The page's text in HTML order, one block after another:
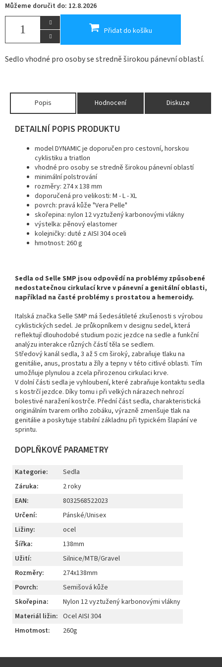
Můžeme doručit do: 12.8.2026
Přidat do košíku
Sedlo vhodné pro osoby se stredně širokou pánevní oblastí.
Popis Hodnocení Diskuze
DETAILNÍ POPIS PRODUKTU
model DYNAMIC je doporučen pro cestovní, horskou
cyklistiku a triatlon
vhodné pro osoby se stredně širokou pánevní oblastí
minimální polstrování
rozměry: 274 x 138 mm
doporučená pro velikosti: M - L - XL
povrch: pravá kůže "Vera Pelle"
skořepina: nylon 12 vyztužený karbonovými vlákny
výstelka: pěnový elastomer
kolejničky: duté z AISI 304 oceli
hmotnost: 260 g
Sedla od Selle SMP jsou odpovědí na problémy způsobené
nedostatečnou cirkulací krve v pánevní a genitální oblasti,
například na časté problémy s prostatou a hemeroidy.
Italská značka Selle SMP má šedesátileté zkušenosti s výrobou
cyklistických sedel. Je průkopníkem v designu sedel, která
reflektují dlouhodobé studium pozic jezdce na sedle a funkční
analýzu interakce různých částí těla se sedlem.
Středový kanál sedla, 3 až 5 cm široký, zabraňuje tlaku na
genitálie, anus, prostatu a žíly a tepny v této citlivé oblasti. Tím
umožňuje plynulou a zcela přirozenou cirkulaci krve.
V dolní části sedla je vyhloubení, které zabraňuje kontaktu sedla
s kostrčí jezdce. Díky tomu i při velkých nárazech nehrozí
bolestivé naražení kostrče. Přední část sedla, charakteristická
originálním tvarem orlího zobáku, výrazně zmenšuje tlak na
genitálie a poskytuje stabilní základnu při typickém šlapání ve
sprintu.
DOPLŇKOVÉ PARAMETRY
Kategorie:
Sedla
Záruka:
2 roky
EAN:
8032568522023
Určení:
Pánské/Unisex
Ližiny:
ocel
Šířka:
138mm
Užití:
Silnice/MTB/Gravel
Rozměry:
274x138mm
Povrch:
Semišová kůže
Skořepina:
Nylon 12 vyztužený karbonovými vlákny
Materiál ližin: Ocel AISI 304
Hmotmost: 260g
Z